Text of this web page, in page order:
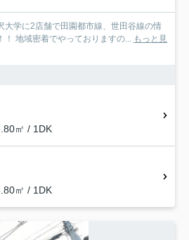
大学に2店舗で田園都市線、世田谷線の情
地域密着でやっておりますの...
もっと見
㎡ / 1DK
㎡ / 1DK